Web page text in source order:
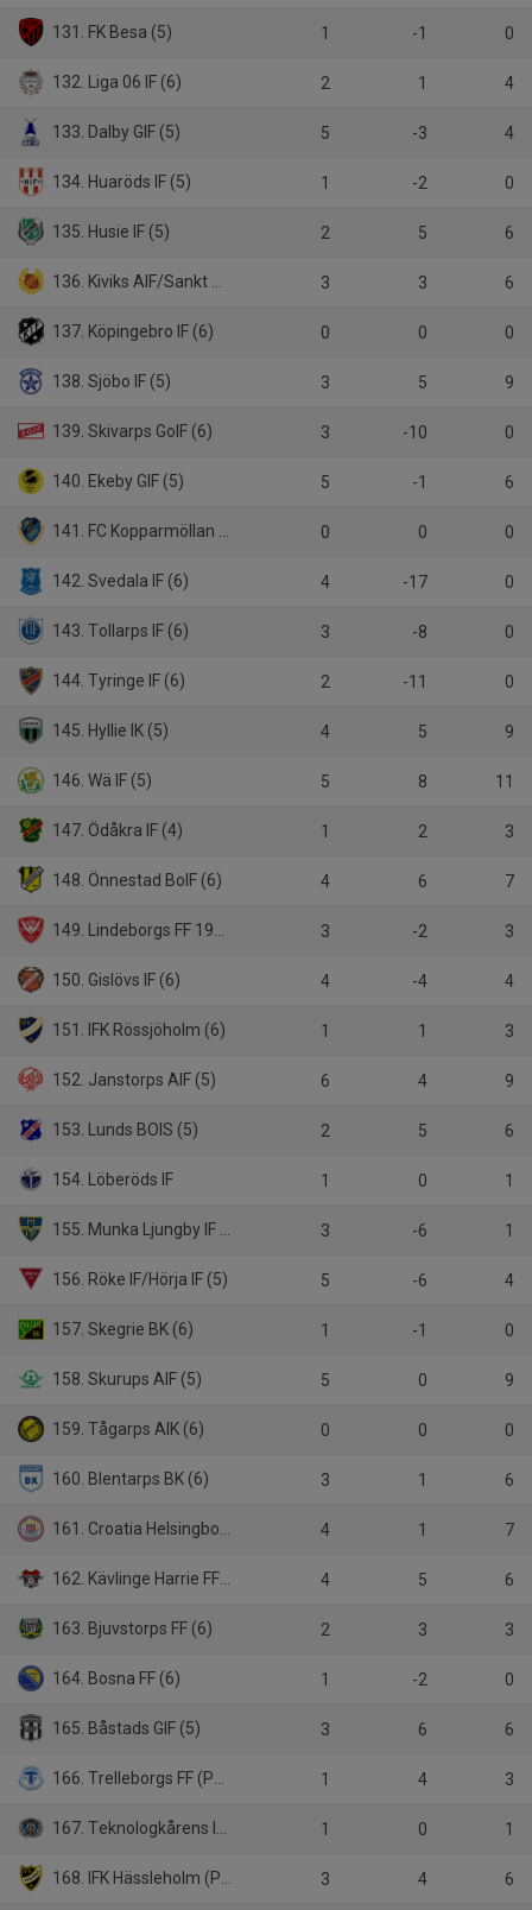
131. FK Besa (5) 1 -1 0
132. Liga 06 IF (6) 2 1 4
133. Dalby GIF (5) 5 -3 4
134. Huaröds IF (5) 1 -2 0
135. Husie IF (5) 2 5 6
136. Kiviks AIF/Sankt Olofs IF (5) 3 3 6
137. Köpingebro IF (6) 0 0 0
138. Sjöbo IF (5) 3 5 9
139. Skivarps GoIF (6) 3 -10 0
140. Ekeby GIF (5) 5 -1 6
141. FC Kopparmöllan (6) 0 0 0
142. Svedala IF (6) 4 -17 0
143. Tollarps IF (6) 3 -8 0
144. Tyringe IF (6) 2 -11 0
145. Hyllie IK (5) 4 5 9
146. Wä IF (5) 5 8 11
147. Ödåkra IF (4) 1 2 3
148. Önnestad BoIF (6) 4 6 7
149. Lindeborgs FF 1948 (5) 3 -2 3
150. Gislövs IF (6) 4 -4 4
151. IFK Rössjöholm (6) 1 1 3
152. Janstorps AIF (5) 6 4 9
153. Lunds BOIS (5) 2 5 6
154. Löberöds IF 1 0 1
155. Munka Ljungby IF (5) 3 -6 1
156. Röke IF/Hörja IF (5) 5 -6 4
157. Skegrie BK (6) 1 -1 0
158. Skurups AIF (5) 5 0 9
159. Tågarps AIK (6) 0 0 0
160. Blentarps BK (6) 3 1 6
161. Croatia Helsingborg KIF (5) 4 1 7
162. Kävlinge Harrie FF (5) 4 5 6
163. Bjuvstorps FF (6) 2 3 3
164. Bosna FF (6) 1 -2 0
165. Båstads GIF (5) 3 6 6
166. Trelleborgs FF (P19) 1 4 3
167. Teknologkårens IF LTH (6) 1 0 1
168. IFK Hässleholm (P19 Div.1) 3 4 6